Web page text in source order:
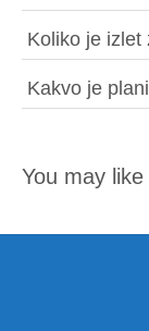
Koliko je izlet
Kakvo je
You may like